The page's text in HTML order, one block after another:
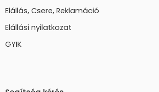
Elállás, Csere, Reklamáció
Elállási nyilatkozat
GYIK